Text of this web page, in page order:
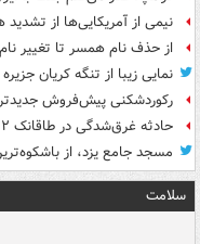
نیمی از آمریکایی‌ها از
از حذف نام همسر تا تغییر
نمایی زیبا از تنگه کریان
رکوردشکنی پیش‌فروش
حادثه غرق‌شدگی در طاقانک ۲ قربانی گرفت
مسجد جامع یزد، از
سلامت